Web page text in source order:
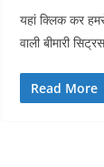
यहां क्लिक कर
वाली बीमारी
Read More